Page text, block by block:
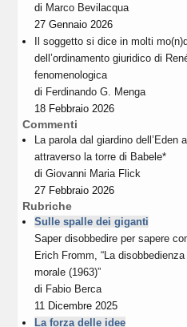
di Marco Bevilacqua
27 Gennaio 2026
Il soggetto si dice in molti
dell’ordinamento giuridico di
fenomenologica
di Ferdinando G. Menga
18 Febbraio 2026
Commenti
La parola dal giardino dell’Eden
attraverso la torre di Babele*
diGiovanni Maria Flick
27 Febbraio 2026
Rubriche
Sulle spalle dei giganti
Saper disobbedire per sapere
Erich Fromm, “La
morale (1963)”
di Fabio Berca
11 Dicembre 2025
La forza delle idee